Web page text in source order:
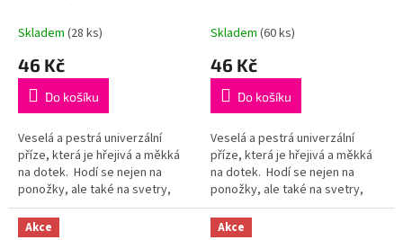
Skladem (28 ks)
46 Kč
Do košíku
Veselá a pestrá univerzální
příze, která je hřejivá a měkká
na dotek. Hodí se nejen na
ponožky, ale také na svetry,
kardigany či čepice! Složení:
75% vlna, 25% polyamid...
Skladem (60 ks)
46 Kč
Do košíku
Veselá a pestrá univerzální
příze, která je hřejivá a měkká
na dotek. Hodí se nejen na
ponožky, ale také na svetry,
kardigany či čepice! Složení:
75% vlna, 25% polyamid...
Akce Akce